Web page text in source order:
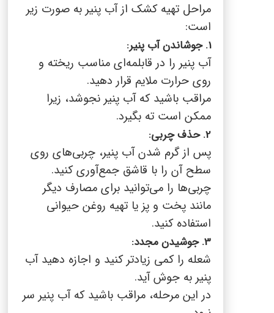
مراحل تهیه کشک از آب پنیر به صورت زیر
است:
1. جوشاندن آب پنیر:
آب پنیر را در قابلمه‌ای مناسب ریخته و
روی حرارت ملایم قرار دهید.
مراقب باشید که آب پنیر نجوشد، زیرا
ممکن است ته بگیرد.
2. حذف چربی:
پس از گرم شدن آب پنیر، چربی‌های روی
سطح آن را با قاشق جمع‌آوری کنید.
چربی‌ها را می‌توانید برای مصارف دیگر
مانند پخت و پز یا تهیه روغن حیوانی
استفاده کنید.
3. جوشیدن مجدد:
شعله را کمی زیادتر کنید و اجازه دهید آب
پنیر به جوش آید.
در این مرحله، مراقب باشید که آب پنیر سر